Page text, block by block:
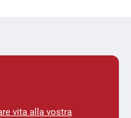
vita alla vostra